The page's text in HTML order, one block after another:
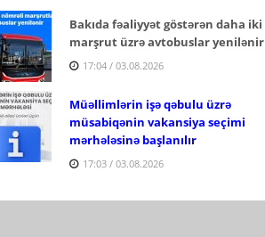
Bakıda fəaliyyət göstərən daha iki
marşrut üzrə avtobuslar yenilənir
17:04 / 03.08.2026
Müəllimlərin işə qəbulu üzrə
müsabiqənin vakansiya seçimi
mərhələsinə başlanılır
17:03 / 03.08.2026